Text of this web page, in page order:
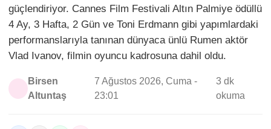
güçlendiriyor. Cannes Film Festivali Altın Palmiye ödüllü
4 Ay, 3 Hafta, 2 Gün ve Toni Erdmann gibi yapımlardaki
performanslarıyla tanınan dünyaca ünlü Rumen aktör
Vlad Ivanov, filmin oyuncu kadrosuna dahil oldu.
Birsen
Altuntaş
7 Ağustos 2026, Cuma -
23:01
3 dk
okuma